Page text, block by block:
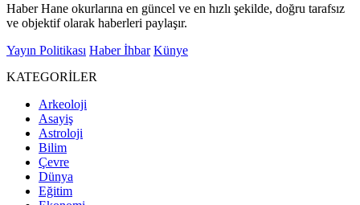
Haber Hane okurlarına en güncel ve en hızlı şekilde, doğru tarafsız
ve objektif olarak haberleri paylaşır.
Yayın Politikası Haber İhbar Künye
KATEGORİLER
Arkeoloji
Asayiş
Astroloji
Bilim
Çevre
Dünya
Eğitim